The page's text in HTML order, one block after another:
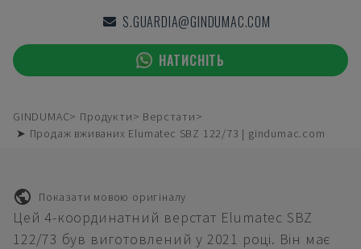
S.GUARDIA@GINDUMAC.COM
НАТИСНІТЬ
GINDUMAC Продукти
Верстати
➤ Продаж вживаних Elumatec SBZ 122/73 | gindumac.com
Показати мовою оригіналу
Цей 4-координатний верстат Elumatec SBZ
122/73 був виготовлений у 2021 році. Він має